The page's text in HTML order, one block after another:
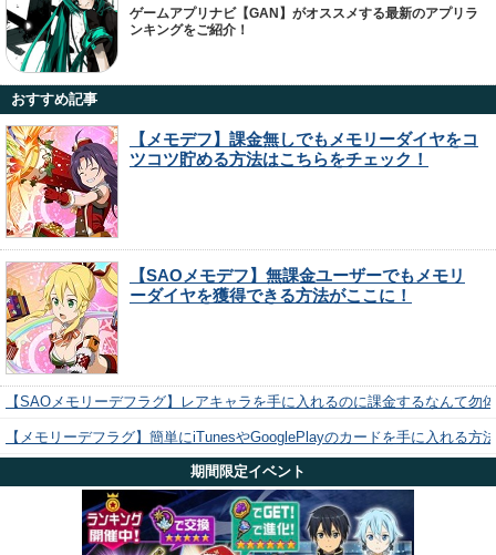
ゲームアプリナビ【GAN】がオススメする最新のアプリラ
ンキングをご紹介！
おすすめ記事
【メモデフ】課金無しでもメモリーダイヤをコ
ツコツ貯める方法はこちらをチェック！
【SAOメモデフ】無課金ユーザーでもメモリ
ーダイヤを獲得できる方法がここに！
【SAOメモリーデフラグ】レアキャラを手に入れるのに課金するなんて勿
【メモリーデフラグ】簡単にiTunesやGooglePlayのカードを手に入れる方
期間限定イベント